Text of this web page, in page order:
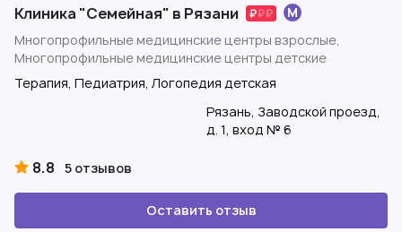
Клиника "Семейная" в Рязани
Многопрофильные медицинские центры взрослые,
Многопрофильные медицинские центры детские
Терапия, Педиатрия, Логопедия детская
Рязань, Заводской проезд,
д. 1, вход № 6
8.8 5 отзывов
Оставить отзыв